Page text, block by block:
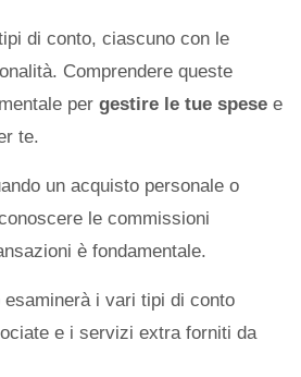
di conto, ciascuno con le
Comprendere queste
per gestire le tue spese e
te.
un acquisto personale o
le commissioni
è fondamentale.
esaminerà i vari tipi di conto
e i servizi extra forniti da